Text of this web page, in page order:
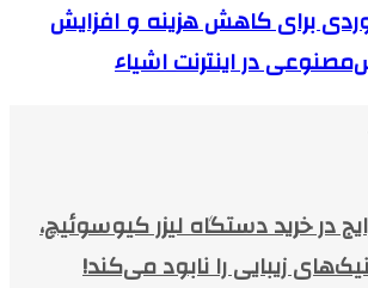
برای کاهش هزینه و افزایش
در اینترنت اشیاء
در خرید دستگاه لیزر کیوسوئیچ،
زیبایی را نابود می‌کند!